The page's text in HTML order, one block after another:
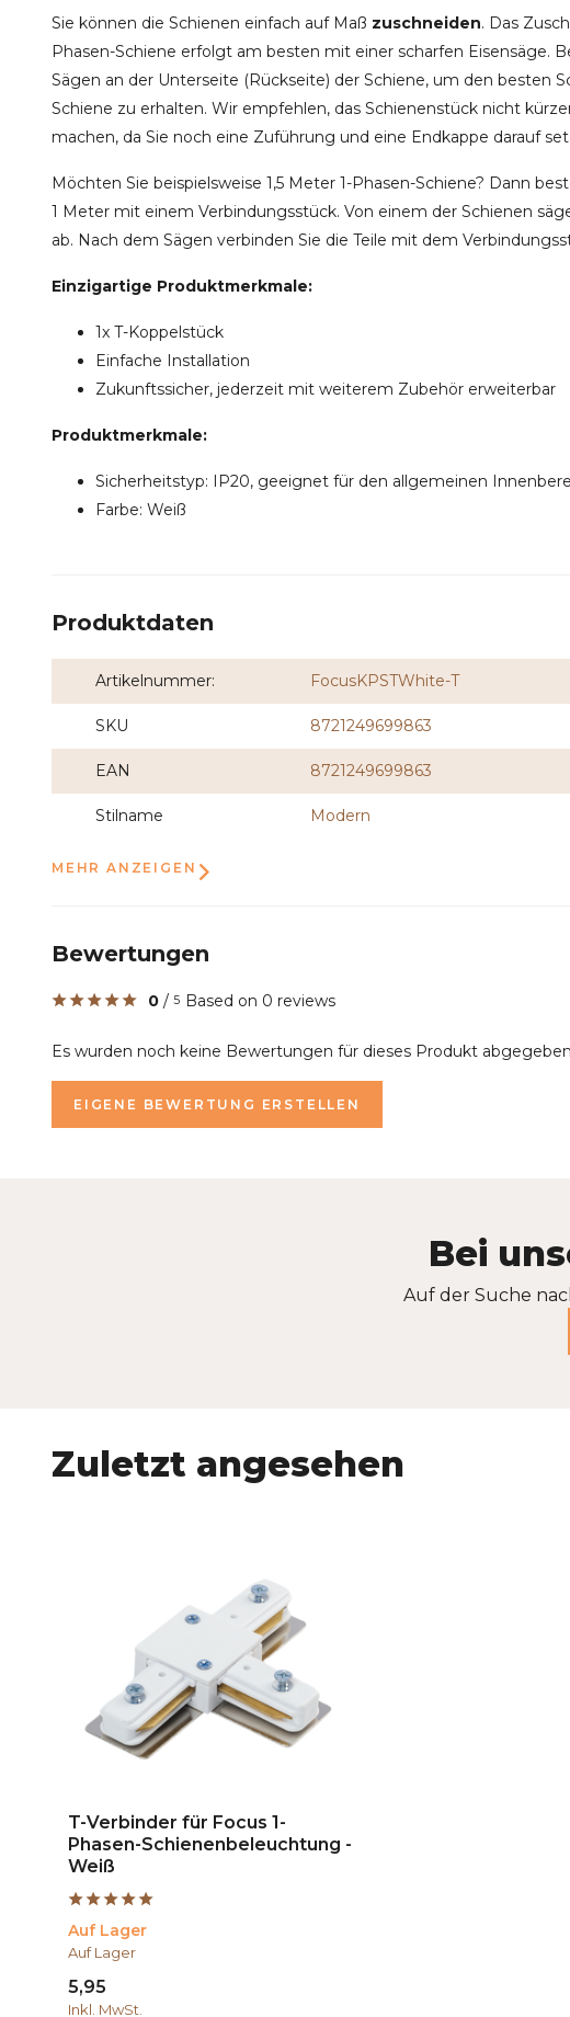
Sie können die Schienen einfach auf Maß zuschneiden. Das
Phasen-Schiene erfolgt am besten mit einer scharfen Eisensäge.
Sägen an der Unterseite (Rückseite) der Schiene, um den besten
Schiene zu erhalten. Wir empfehlen, das Schienenstück nicht
machen, da Sie noch eine Zuführung und eine Endkappe darauf
Möchten Sie beispielsweise 1,5 Meter 1-Phasen-Schiene? Dann
1 Meter mit einem Verbindungsstück. Von einem der Schienen
ab. Nach dem Sägen verbinden Sie die Teile mit dem
Einzigartige Produktmerkmale:
1x T-Koppelstück
Einfache Installation
Zukunftssicher, jederzeit mit weiterem Zubehör erweiterbar
Produktmerkmale:
Sicherheitstyp: IP20, geeignet für den allgemeinen
Farbe: Weiß
Produktdaten
Artikelnummer: FocusKPSTWhite-T
SKU 8721249699863
EAN 8721249699863
Stilname Modern
MEHR ANZEIGEN
Bewertungen
0 / 5 Based on 0 reviews
Es wurden noch keine Bewertungen für dieses Produkt
EIGENE BEWERTUNG ERSTELLEN
Bei
Auf der Suche
Zuletzt angesehen
T-Verbinder für Focus 1-
Phasen-Schienenbeleuchtung -
Weiß
Auf Lager
Auf Lager
5,95
Inkl. MwSt.